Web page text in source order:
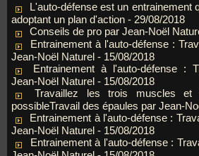
L'auto-défense est un entrainement
adoptant un plan d'action - 29/08/2018
Conseils de pro par Jean-Noël
Entrainement à l'auto-défense :
Jean-Noël Naturel - 15/08/2018
Entrainement à l'auto-défense :
Jean-Noël Naturel - 15/08/2018
Travaillez les trois muscles
possibleTravail des épaules par Jean-
Entrainement à l'auto-défense :
Jean-Noël Naturel - 15/08/2018
Entrainement à l'auto-défense :